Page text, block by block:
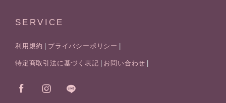
SERVICE
利用規約 プライバシーポリシー
特定商取引法に基づく表記 お問い合わせ